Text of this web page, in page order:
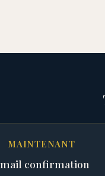
MAINTENANT
confirmation